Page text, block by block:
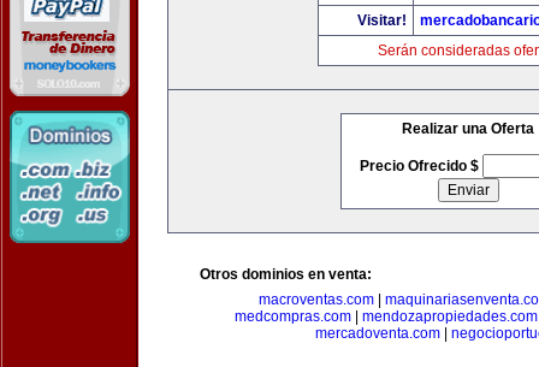
Visitar!
Serán consideradas
Realizar una Oferta
Precio Ofrecido $
Otros dominios en venta:
macroventas.com
medcompras.com| mendozapropiedades.com
mercadoventa.com